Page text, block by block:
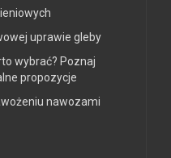
uprawie gleby
wybrać? Poznaj
propozycje
nawozami